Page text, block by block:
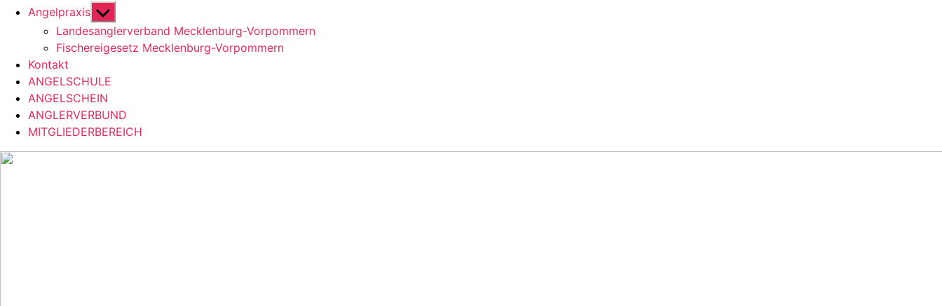
Angelpraxis Untermenü
anzeigen
Landesanglerverband Mecklenburg-Vorpommern
Fischereigesetz Mecklenburg-Vorpommern
Kontakt
ANGELSCHULE
ANGELSCHEIN
ANGLERVERBUND
MITGLIEDERBEREICH